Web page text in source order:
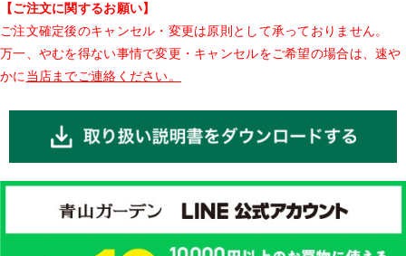
【ご注文に関するお願い】
ご注文確定後のキャンセル・変更は原則として承っておりません。
万一、やむを得ない事情で変更・キャンセルをご希望の場合は、速や
かに当店までご連絡ください。